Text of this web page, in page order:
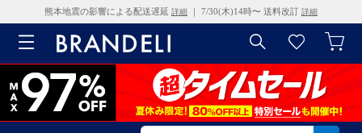
熊本地震の影響による配送遅延 詳細 ｜ 7/30(木)14時〜 送料改訂 詳細